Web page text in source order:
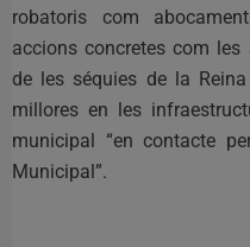
robatoris com
accions concretes com
de les séquies de la
millores en les
municipal “en contacte
Municipal”.